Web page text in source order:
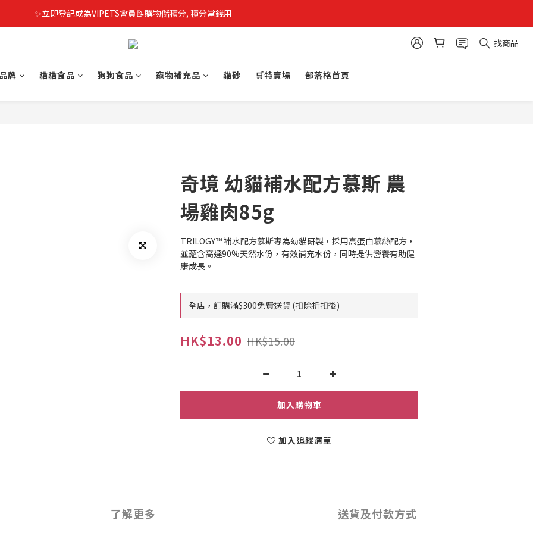
✨立即登記成為VIPETS會員📝購物儲積分, 積分當錢用
找商品
牌 貓貓食品 狗狗食品 寵物補充品 貓砂 🛒特賣場 部落格首頁
奇境 幼貓補水配方慕斯 農
場雞肉85g
TRILOGY™ 補水配方慕斯專為幼貓研製，採用高蛋白慕絲配方，
並蘊含高達90%天然水份，有效補充水份，同時提供營養有助健
康成長。
全店，訂購滿$300免費送貨 (扣除折扣後)
HK$13.00 HK$15.00
加入購物車
加入追蹤清單
了解更多 送貨及付款方式